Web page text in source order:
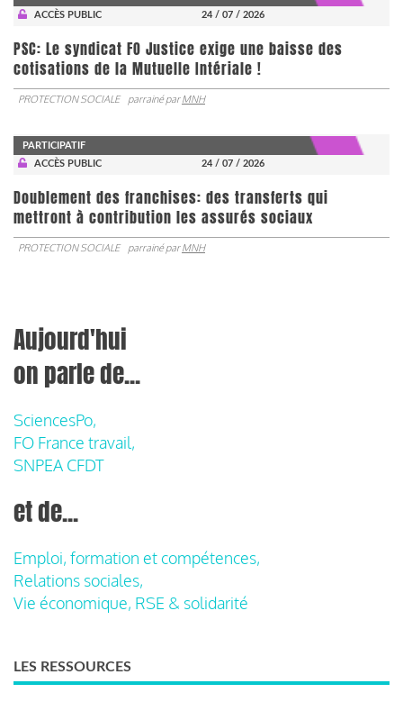
ACCÈS PUBLIC
24 / 07 / 2026
PSC: Le syndicat FO Justice exige une baisse des
cotisations de la Mutuelle Intériale !
PROTECTION SOCIALE parrainé parMNH
PARTICIPATIF
ACCÈS PUBLIC
24 / 07 / 2026
Doublement des franchises: des transferts qui
mettront à contribution les assurés sociaux
PROTECTION SOCIALE parrainé parMNH
Aujourd'hui
on parle de...
SciencesPo,
FO France travail,
SNPEA CFDT
et de...
Emploi, formation et compétences,
Relations sociales,
Vie économique, RSE & solidarité
LES RESSOURCES